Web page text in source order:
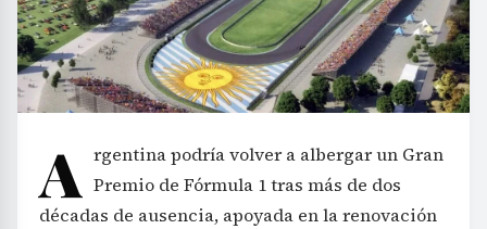
A rgentina podría volver a albergar un Gran
Premio de Fórmula 1 tras más de dos
décadas de ausencia, apoyada en la renovación